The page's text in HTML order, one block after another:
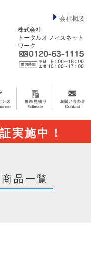
会社概要
株式会社
トータルオフィスネット
ワーク
実施中！
品一覧